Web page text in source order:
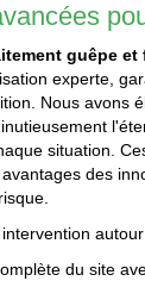
guêpe
experte,
Nous avons
situation.
des
du site